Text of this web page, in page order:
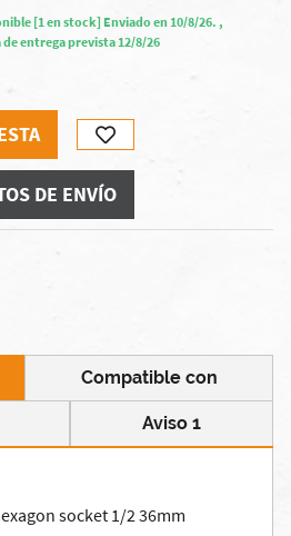
[1 en stock] Enviado en 10/8/26. ,
de entrega prevista 12/8/26
DE ENVÍO
Compatible con
Aviso 1
socket 1/2 36mm